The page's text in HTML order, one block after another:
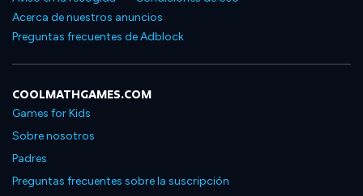
Acerca de nuestros anuncios
Preguntas frecuentes de Adblock
COOLMATHGAMES.COM
Games for Kids
Sobre nosotros
Padres
Preguntas frecuentes sobre la suscripción